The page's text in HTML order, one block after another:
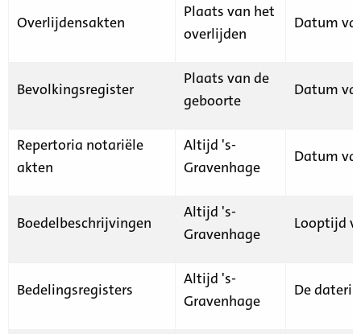
Overlijdensakten
Plaats van het
overlijden
Datum
Bevolkingsregister
Plaats van de
geboorte
Datum
Repertoria notariële
akten
Altijd 's-
Gravenhage
Datum
Boedelbeschrijvingen
Altijd 's-
Gravenhage
Looptijd
Bedelingsregisters
Altijd 's-
Gravenhage
De